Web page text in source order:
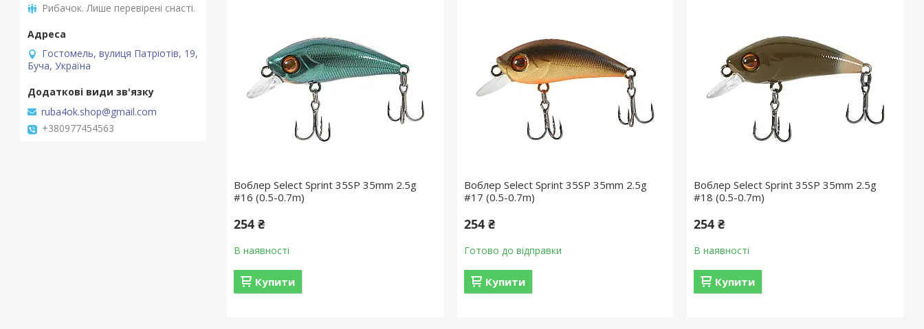
Воблер Select Sprint 35SP 35mm 2.5g
#16 (0.5-0.7m)
254 ₴
В наявності
Купити
Воблер Select Sprint 35SP 35mm 2.5g
#17 (0.5-0.7m)
254 ₴
Готово до відправки
Купити
Воблер Select Sprint 35SP 35mm 2.5g
#18 (0.5-0.7m)
254 ₴
В наявності
Купити
Рибачок. Лише перевірені снасті.
Гостомель, вулиця Патріотів, 19,
Буча, Україна
ruba4ok.shop@gmail.com
+380977454563